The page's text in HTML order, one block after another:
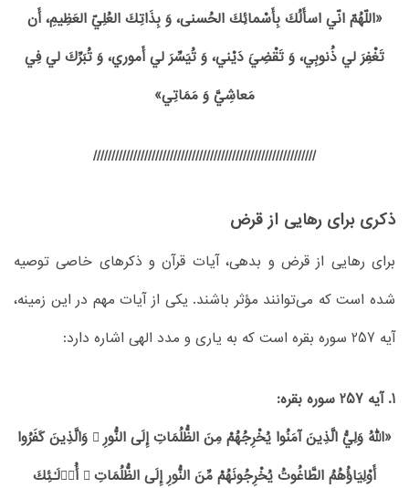
«اللّهُمّ انّي اسأَلُكَ بِأَسْمائِكَ الحُسنى، وَ بِذَاتِكَ العُلِيّ العَظِيمِ، أَن
تَغْفِرَ لي ذُنوبِي، وَ تَقْضِيَ دَيْني، وَ تُيَسِّرَ لي أَموري، وَ تُبَرِّكَ لي فِي
مَعاشِيَّ وَ مَمَاتِي»
/////////////////////////////////////////////////////////////
ذکری برای رهایی از قرض
برای رهایی از قرض و بدهی، آیات قرآن و ذکرهای خاصی توصیه
شده است که می‌توانند مؤثر باشند. یکی از آیات مهم در این زمینه،
آیه 257 سوره بقره است که به یاری و مدد الهی اشاره دارد:
1. آیه 257 سوره بقره:
«اللّهُ وَلِيُّ الَّذِينَ آمَنُوا يُخْرِجُهُمْ مِنَ الظُّلُمَاتِ إِلَى النُّورِ ۖ وَالَّذِينَ كَفَرُوا
أَوْلِيَاؤُهُمُ الطَّاغُوتُ يُخْرِجُونَهُمْ مِّنَ النُّورِ إِلَى الظُّلُمَاتِ ۚ أُو۟لَـٰئِكَ